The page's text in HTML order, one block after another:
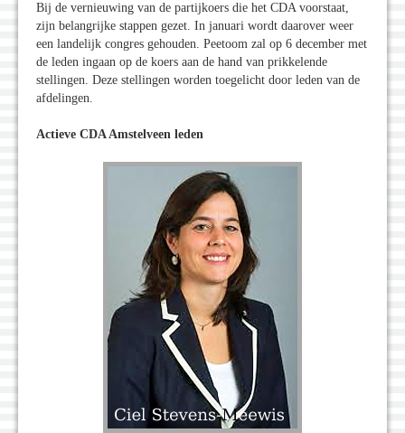
Bij de vernieuwing van de partijkoers die het CDA voorstaat,
zijn belangrijke stappen gezet. In januari wordt daarover weer
een landelijk congres gehouden. Peetoom zal op 6 december met
de leden ingaan op de koers aan de hand van prikkelende
stellingen. Deze stellingen worden toegelicht door leden van de
afdelingen.
Actieve CDA Amstelveen leden